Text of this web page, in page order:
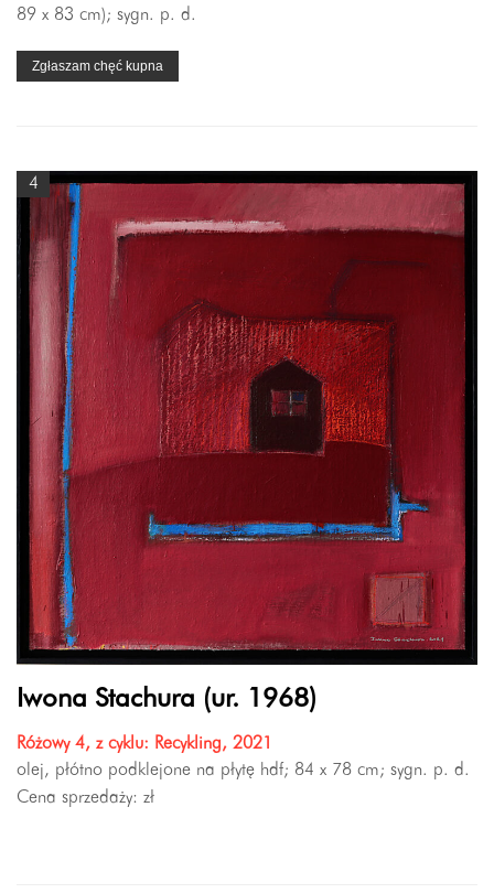
89 x 83 cm); sygn. p. d.
Zgłaszam chęć kupna
4
Iwona Stachura (ur. 1968)
Różowy 4, z cyklu: Recykling, 2021
olej, płótno podklejone na płytę hdf; 84 x 78 cm; sygn. p. d.
Cena sprzedaży: zł